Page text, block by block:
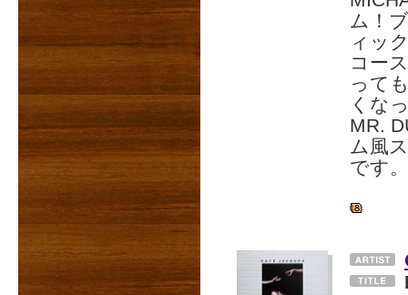
ム！
ィッ
コー
って
くな
MR.
ム風
です。